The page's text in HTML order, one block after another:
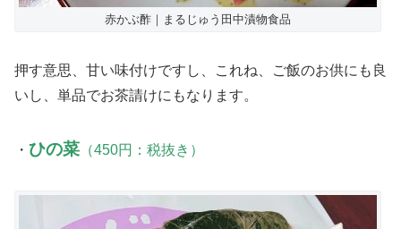
赤かぶ酢｜まるじゅう田中漬物食品
押す意思、甘い味付けですし、これね、ご飯のお供にも良
いし、単品でお茶請けにもなります。
・ ひの菜 （450円：税抜き）